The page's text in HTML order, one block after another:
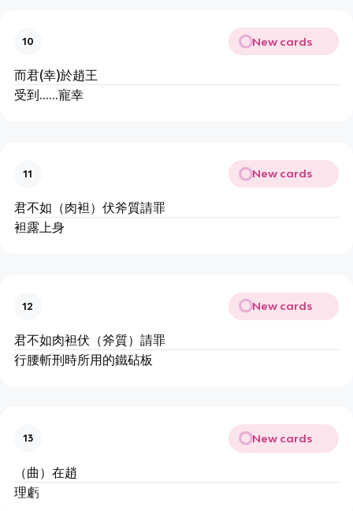
10 New cards
而君(幸)於趙王
受到......寵幸
11 New cards
君不如（肉袒）伏斧質請罪
袒露上身
12 New cards
君不如肉袒伏（斧質）請罪
行腰斬刑時所用的鐵砧板
13 New cards
（曲）在趙
理虧